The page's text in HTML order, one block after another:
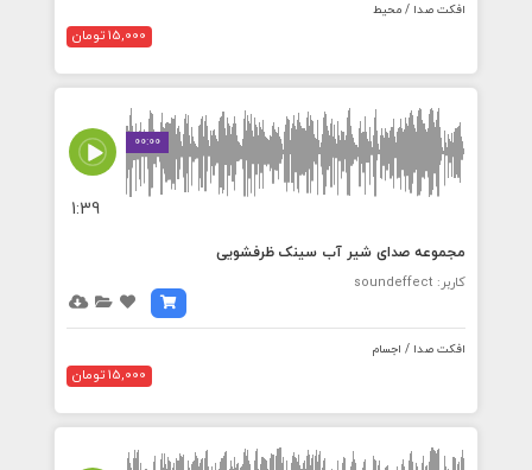
افکت صدا / محیط
15,000 تومان
00:00
1:39
مجموعه صدای شیر آب سینک ظرفشویی
کاربر: soundeffect
افکت صدا / اجسام
15,000 تومان